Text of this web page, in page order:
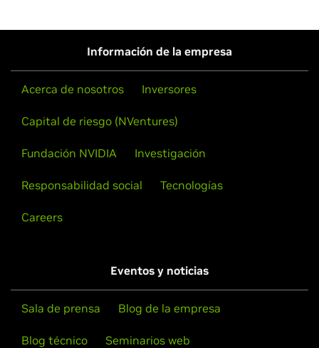
Información de la empresa
Acerca de nosotros Inversores
Capital de riesgo (NVentures)
Fundación NVIDIA Investigación
Responsabilidad social Tecnologías
Careers
Eventos y noticias
Sala de prensa Blog de la empresa
Blog técnico Seminarios web